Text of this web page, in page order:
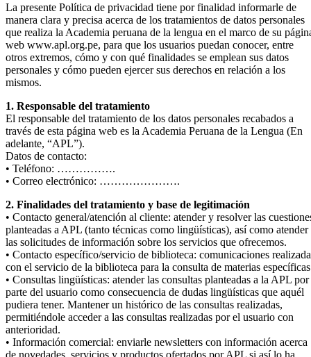
La presente Política de privacidad tiene por finalidad informarle de
manera clara y precisa acerca de los tratamientos de datos personales
que realiza la Academia peruana de la lengua en el marco de su
web www.apl.org.pe, para que los usuarios puedan conocer, entre
otros extremos, cómo y con qué finalidades se emplean sus datos
personales y cómo pueden ejercer sus derechos en relación a los
mismos.
1. Responsable del tratamiento
El responsable del tratamiento de los datos personales recabados a
través de esta página web es la Academia Peruana de la Lengua (En
adelante, “APL”).
Datos de contacto:
• Teléfono: …………….
• Correo electrónico: ………………….
2. Finalidades del tratamiento y base de legitimación
• Contacto general/atención al cliente: atender y resolver las
planteadas a APL (tanto técnicas como lingüísticas), así como atender
las solicitudes de información sobre los servicios que ofrecemos.
• Contacto específico/servicio de biblioteca: comunicaciones
con el servicio de la biblioteca para la consulta de materias
• Consultas lingüísticas: atender las consultas planteadas a la APL por
parte del usuario como consecuencia de dudas lingüísticas que aquél
pudiera tener. Mantener un histórico de las consultas realizadas,
permitiéndole acceder a las consultas realizadas por el usuario con
anterioridad.
• Información comercial: enviarle newsletters con información acerca
de novedades, servicios y productos ofertados por APL si así lo ha